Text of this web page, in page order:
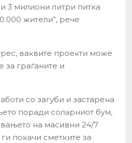
3 милиони литри питка
жители”, рече
ваквите проекти може
за граѓаните и
со загуби и застарена
поради соларниот бум,
на масивни 24/7
покачи сметките за